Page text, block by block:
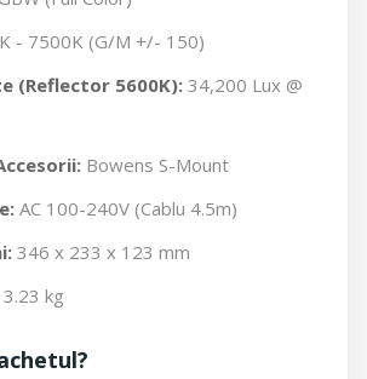
- 7500K (G/M +/- 150)
(Reflector 5600K):34,200 Lux @
Bowens S-Mount
AC 100-240V (Cablu 4.5m)
346 x 233 x 123 mm
3.23 kg